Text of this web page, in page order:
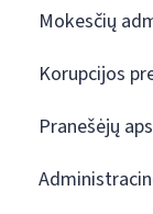
Mokesčių
Korupcijos
Pranešėjų